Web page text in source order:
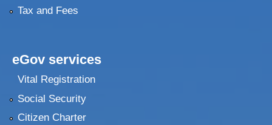
Tax and Fees
eGov services
Vital Registration
Social Security
Citizen Charter